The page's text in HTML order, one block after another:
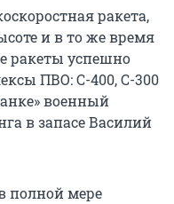
ракета,
и в то же время
ракеты успешно
ПВО: С-400, С-300
военный
в запасе Василий
полной мере